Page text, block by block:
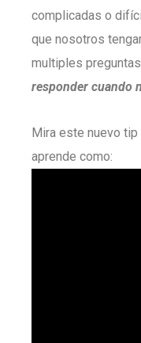
complicadas o
que nosotros
multiples
responder cuando
Mira este nuevo
aprende como: